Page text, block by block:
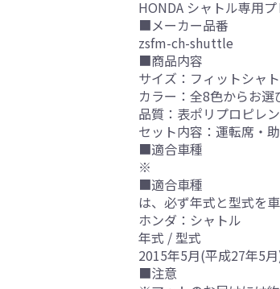
HONDA シャトル専用
■メーカー品番
zsfm-ch-shuttle
■商品内容
サイズ：フィットシャ
カラー：全8色からお選
品質：表ポリプロピレ
セット内容：運転席・
■適合車種
※
■適合車種
は、必ず年式と型式を
ホンダ：シャトル
年式 / 型式
2015年5月(平成27年5
■注意